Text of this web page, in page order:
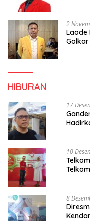
2
Laode
HIBURAN
17
10
8